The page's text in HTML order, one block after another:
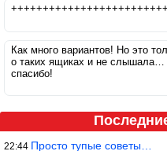
+++++++++++++++++++++++++
Как много вариантов! Но это
о таких ящиках и не слышала…
спасибо!
22:44 Просто тупые советы…